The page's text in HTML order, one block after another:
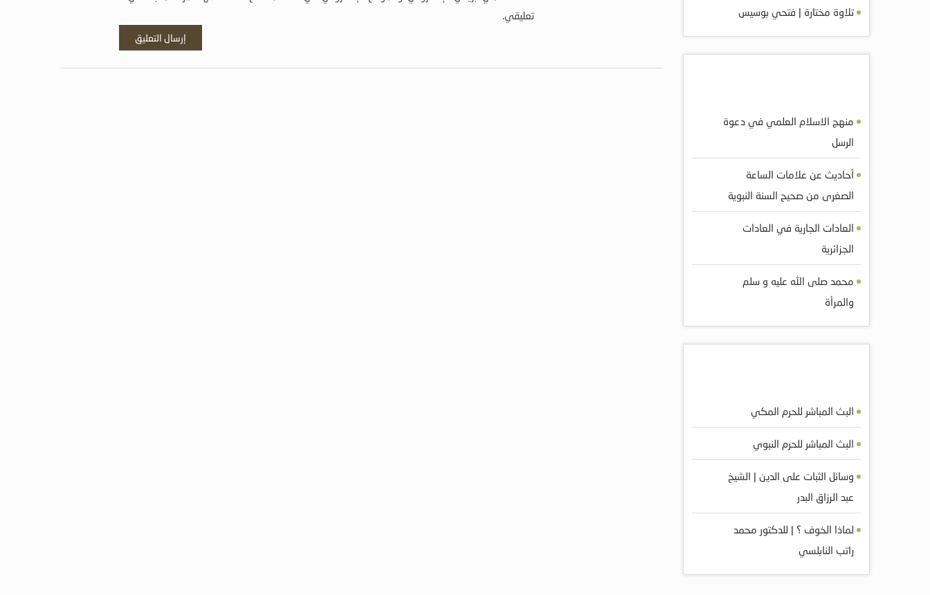
تعليقي.
تلاوة مختارة | فتحي بوسيس
منهج الاسلام العلمي في دعوة
الرسل
أحاديث عن علامات الساعة
الصغرى من صحيح السنة النبوية
العادات الجارية في العادات
الجزائرية
محمد صلى الله عليه و سلم
والمرأة
البث المباشر للحرم المكي
البث المباشر للحرم النبوي
وسائل الثبات على الدين | الشيخ
عبد الرزاق البدر
لماذا الخوف ؟ | للدكتور محمد
راتب النابلسي